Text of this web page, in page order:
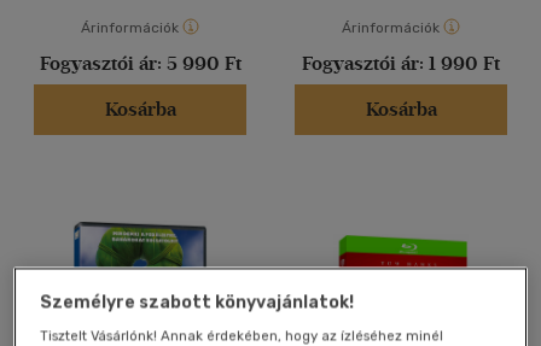
Vélemény szerint
(2)
Alkalmaz
Árinformációk
Fogyasztói ár: 5 990 Ft
Kosárba
Árinformációk
Fogyasztói ár: 1 990 Ft
Kosárba
Személyre szabott könyvajánlatok!
Tisztelt Vásárlónk! Annak érdekében, hogy az ízléséhez minél